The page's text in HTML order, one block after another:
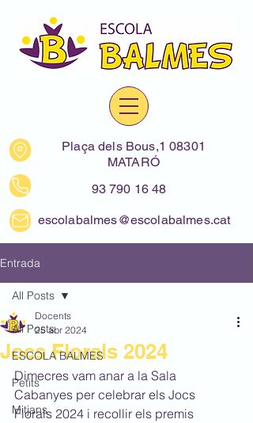
Plaça dels Bous,1 08301
MATARÓ
93 790 16 48
escolabalmes@escolabalmes.cat
Entrada
All Posts
ESCOLA BALMES
Petits
Mitjans
All Posts
Jocs Florals 2024
Docents
25 abr 2024
Dimecres vam anar a la Sala
Cabanyes per celebrar els Jocs
Florals 2024 i recollir els premis